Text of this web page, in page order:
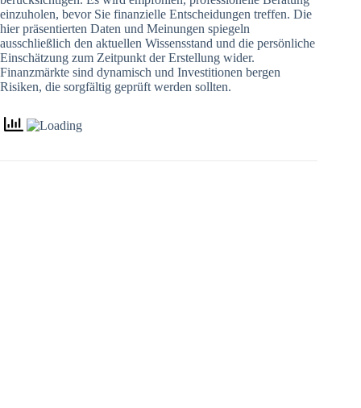
einzuholen, bevor Sie finanzielle Entscheidungen treffen. Die
hier präsentierten Daten und Meinungen spiegeln
ausschließlich den aktuellen Wissensstand und die persönliche
Einschätzung zum Zeitpunkt der Erstellung wider.
Finanzmärkte sind dynamisch und Investitionen bergen
Risiken, die sorgfältig geprüft werden sollten.